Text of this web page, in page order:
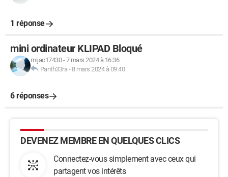
1 réponse
mini ordinateur KLIPAD Bloqué
mijac17430-7 mars 2024 à 16:36
Panth33ra - 8 mars 2024 à 09:40
6 réponses
DEVENEZ MEMBRE EN QUELQUES CLICS
Connectez-vous simplement avec ceux qui
partagent vos intérêts